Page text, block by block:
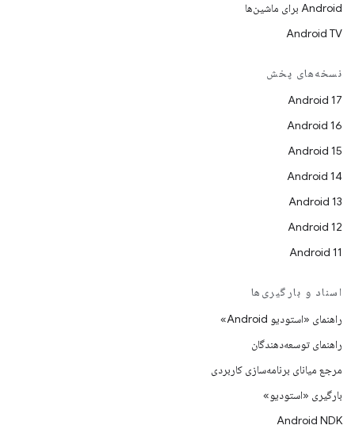
Android برای ماشین‌ها
Android TV
نسخه‌های پخش
Android 17
Android 16
Android 15
Android 14
Android 13
Android 12
Android 11
اسناد و بارگیری‌ها
راهنمای «استودیو Android»
راهنمای توسعه‌دهندگان
مرجع میانای برنامه‌سازی کاربردی
بارگیری «استودیو»
Android NDK